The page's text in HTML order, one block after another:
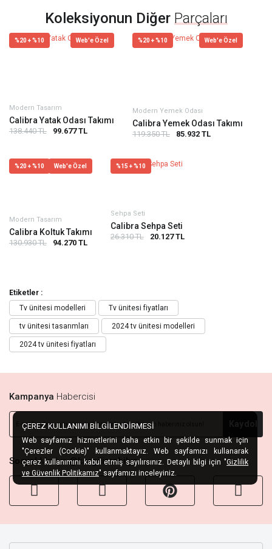
Koleksiyonun Diğer Parçaları
%20 + %10 Web'e Özel
Modern Tasarım
Calibra Yatak Odası Takımı
138.440 TL 99.677 TL
%20 + %10 Web'e Özel
Modern Yemek Odası
Calibra Yemek Odası Takımı
119.350 TL 85.932 TL
%20 + %10 Web'e Özel
Modern Tasarım
Calibra Koltuk Takımı
130.930 TL 94.270 TL
%15 + %10
Sehpa Seti
Calibra Sehpa Seti
26.310 TL 20.127 TL
Etiketler :
Tv ünitesi modelleri
Tv ünitesi fiyatları
tv ünitesi tasarımları 2024 tv ünitesi modelleri
2024 tv ünitesi fiyatları
Kampanya Habercisi
SosyalMedya@kargilimobilya
ÇEREZ KULLANIMI BİLGİLENDİRMESİ
Web sayfamız hizmetlerini daha etkin bir şekilde sunmak için
"Çerezler (Cookie)" kullanmaktayız. Web sayfamızı kullanarak
çerez kullanımını kabul etmiş sayılırsınız. Detaylı bilgi için "Gizlilik
ve Güvenlik Politikamız" sayfamızı inceleyiniz.